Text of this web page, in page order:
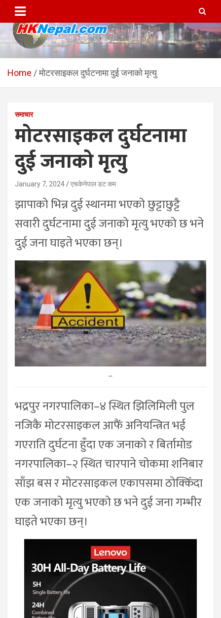
content
HKNepal.com – हङकङबाट
सञ्चालित पहिलो नेपाली अनलाईन
hknepal, hknepal.com, hk nepal, hk nepal com
Home मोटरसाइकल दुर्घटनामा दुई जनाको मृत्यु
समाचार
मोटरसाइकल दुर्घटनामा
दुई जनाको मृत्यु
January 7, 2024 एचकेनेपाल डट कम
झापाको भिन्न दुई स्थानमा भएको छुट्टाछुट्टै
सवारी दुर्घटनामा दुई जनाको मृत्यु भएको छ भने
दुई जना घाइते भएका छन्।
–
भद्रपुर नगरपालिका–४ स्थित झिलिमिली पुल
नजिकै मोटरसाइकल आफैं अनियन्त्रित भई
गएराति दुर्घटना हुँदा एक जनाको र बिर्तामोड
नगरपालिका–२ स्थित चारपाने चोकमा शनिबार
साँझ बस र मोटरसाइकल एकापसमा ठोक्किँदा
एक जनाको मृत्यु भएको छ भने दुई जना गम्भीर
घाइते भएका छन्।